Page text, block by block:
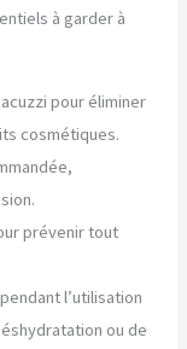
à garder à
pour éliminer
cosmétiques.
prévenir tout
l’utilisation
ou de